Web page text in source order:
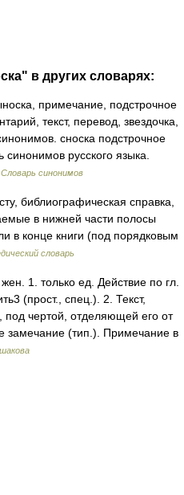
в других словарях:
примечание, подстрочное
текст, перевод, звездочка,
сноска подстрочное
русского языка.
Словарь синонимов
библиографическая справка,
в нижней части полосы
в конце книги (под порядковым
словарь
1. только ед. Действие по гл.
(прост., спец.). 2. Текст,
чертой, отделяющей его от
замечание (тип.). Примечание в